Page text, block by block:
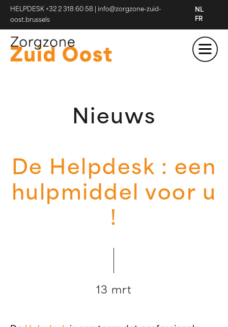
HELPDESK +32 2 318 60 58
info@zorgzone-zuid-
oost.brussels
NL
FR
Nieuws
De Helpdesk : een
hulpmiddel voor u
!
13 mrt